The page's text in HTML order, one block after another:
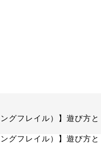
グフレイル）】遊び方と
グフレイル）】遊び方と